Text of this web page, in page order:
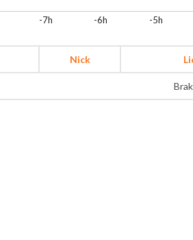
-7h -6h -5h
Nick